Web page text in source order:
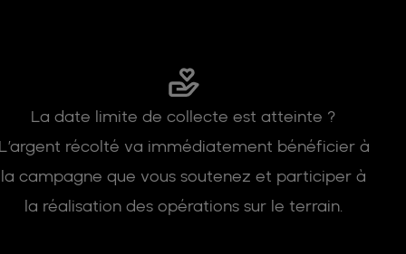
La date limite de collecte est atteinte ?
récolté va immédiatement bénéficier à
la campagne que vous soutenez et participer à
la réalisation des opérations sur le terrain.